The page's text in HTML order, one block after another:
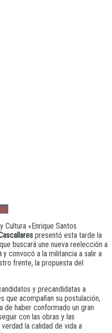
Cultura «Enrique Santos
presentó esta tarde la
buscará une nueva reelección a
y convocó a la militancia a salir a
frente, la propuesta del
y precandidatas a
que acompañan su postulación,
de haber conformado un gran
con las obras y las
la calidad de vida a